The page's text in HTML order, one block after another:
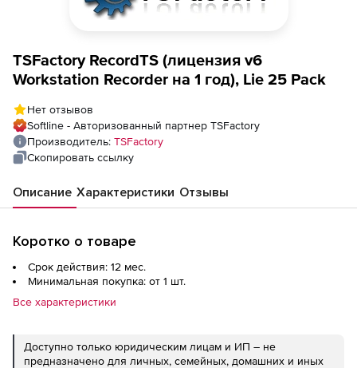
TSFactory RecordTS (лицензия v6
Workstation Recorder на 1 год), Lie 25 Pack
Нет отзывов
Softline - Авторизованный партнер TSFactory
Производитель: TSFactory
Скопировать ссылку
Описание Характеристики Отзывы
Коротко о товаре
Срок действия: 12 мес.
Минимальная покупка: от 1 шт.
Все характеристики
Доступно только юридическим лицам и ИП – не
предназначено для личных, семейных, домашних и иных